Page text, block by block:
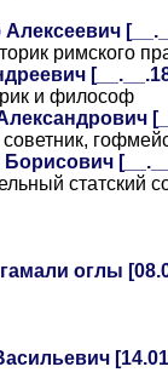
римского
и философ
статский
оглы